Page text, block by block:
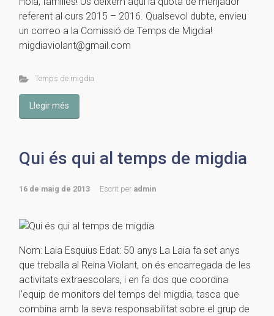
referent al curs 2015 – 2016. Qualsevol dubte, envieu
un correo a la Comissió de Temps de Migdia!
migdiaviolant@gmail.com
Temps de migdia
Llegir més
Qui és qui al temps de migdia
16 de maig de 2013 Escrit per admin
Nom: Laia Esquius Edat: 50 anys La Laia fa set anys
que treballa al Reina Violant, on és encarregada de les
activitats extraescolars, i en fa dos que coordina
l’equip de monitors del temps del migdia, tasca que
combina amb la seva responsabilitat sobre el grup de